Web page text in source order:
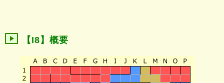
【I8】概要